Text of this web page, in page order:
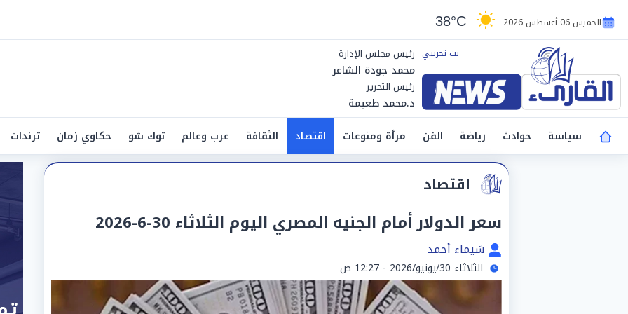
الخميس 06 أغسطس 2026 38°C
رئيس مجلس الإدارة
محمد جودة الشاعر
رئيس التحرير
د.محمد طعيمة
سياسة
حوادث رياضة الفن مرأة ومنوعات اقتصاد الثقافة عرب وعالم توك شو حكاوي زمان ترندات
اقتصاد
سعر الدولار أمام الجنيه المصري اليوم الثلاثاء 30-6-2026
شيماء أحمد
الثلاثاء 30/يونيو/2026 - 12:27 ص